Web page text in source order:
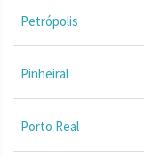
Petrópolis
Pinheiral
Porto Real